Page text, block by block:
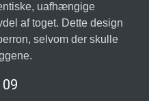
uafhængige
af toget. Dette design
selvom der skulle